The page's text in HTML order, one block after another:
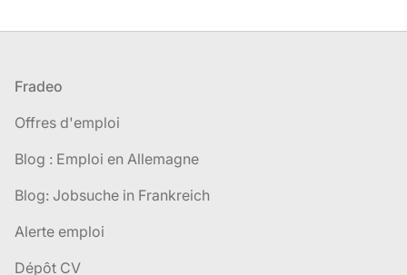
Pied de page
Fradeo
Offres d'emploi
Blog : Emploi en Allemagne
Blog: Jobsuche in Frankreich
Alerte emploi
Dépôt CV